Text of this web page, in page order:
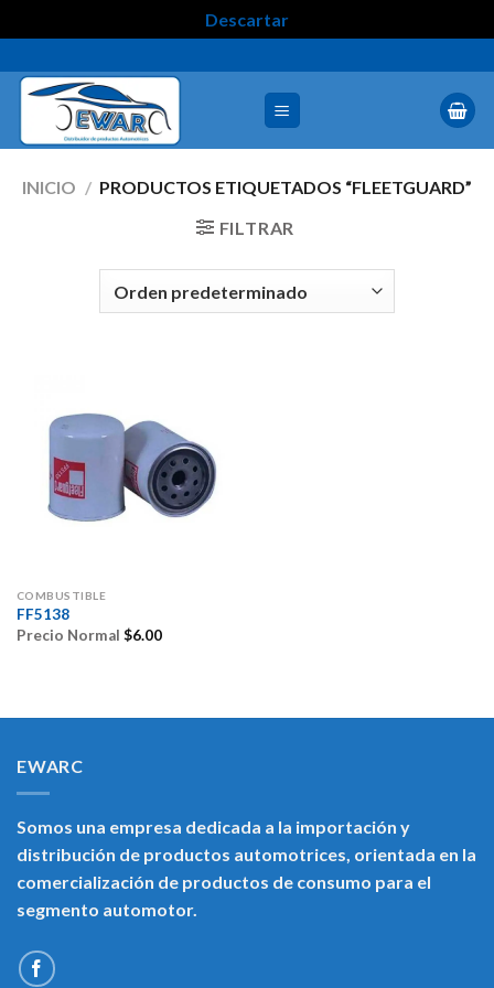
Descartar
INICIO / PRODUCTOS ETIQUETADOS “FLEETGUARD”
FILTRAR
COMBUSTIBLE
FF5138
Precio Normal $6.00
EWARC
Somos una empresa dedicada a la importación y
distribución de productos automotrices, orientada en la
comercialización de productos de consumo para el
segmento automotor.